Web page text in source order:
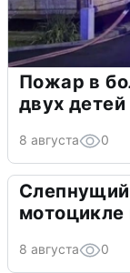
Пожар в
двух детей
8 августа 0
Слепнущий
мотоцикле
8 августа 0